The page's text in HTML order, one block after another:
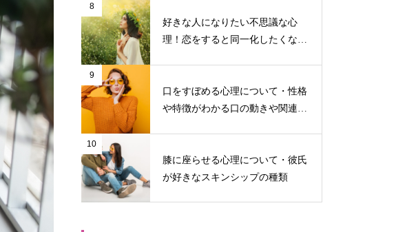
8
好きな人になりたい不思議な心
理！恋をすると同一化したくなる
9
口をすぼめる心理について・性格
や特徴がわかる口の動きや関連す
10
膝に座らせる心理について・彼氏
が好きなスキンシップの種類